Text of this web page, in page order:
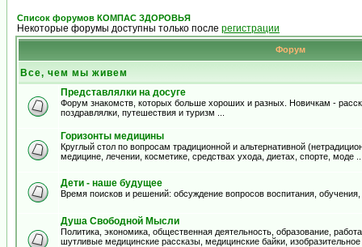
Список форумов КОМПАС ЗДОРОВЬЯ
Некоторые форумы доступны только после регистрации
Форум
Все, чем мы живем
Представлялки на досуге
Форум знакомств, которых больше хороших и разных. Новичкам -
поздравлялки, путешествия и туризм ...
Горизонты медицины
Круглый стол по вопросам традиционной и альтернативной
медицине, лечении, косметике, средствах ухода, диетах, спорте, моде
Дети - наше будущее
Время поисков и решений: обсуждение вопросов воспитания,
Душа Свободной Мысли
Политика, экономика, общественная деятельность, образование,
шутливые медицинские рассказы, медицинские байки,